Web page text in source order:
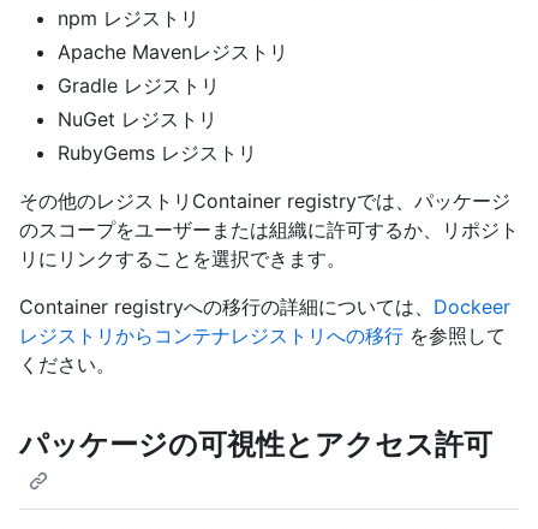
npm レジストリ
Apache Mavenレジストリ
Gradle レジストリ
NuGet レジストリ
RubyGems レジストリ
その他のレジストリContainer registryでは、パッケージ
のスコープをユーザーまたは組織に許可するか、リポジト
リにリンクすることを選択できます。
Container registryへの移行の詳細については、 Dockeer
レジストリからコンテナレジストリへの移行 を参照して
ください。
パッケージの可視性とアクセス許可